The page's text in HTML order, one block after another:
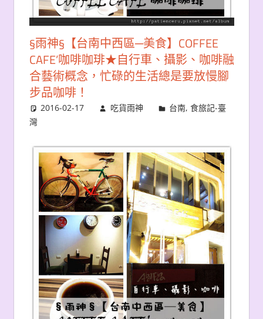
§雨神§【台南中西區─美食】COFFEE
CAFE’咖啡咖琲★自行車、攝影、咖啡融
合藝術概念，忙碌的生活總是要放慢腳
步品咖啡！
2016-02-17 吃貨雨神 台南,食旅記-臺
灣